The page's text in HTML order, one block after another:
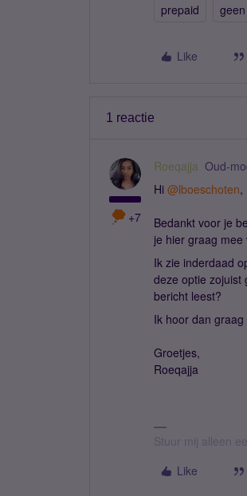
prepaid
Like
1 reactie
+7
Roeqajja Oud-
Hi @lboeschoten,
Bedankt voor je
je hier graag mee
Ik zie inderdaad
deze optie zojuist
bericht leest?
Ik hoor dan
Groetjes,
Roeqajja
Stuur mij alleen
Like